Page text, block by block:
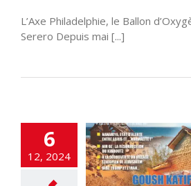
L’Axe Philadelphie, le Ballon
Serero Depuis mai [...]
6
12, 2024
terrorisme
Crimes contre
Engin
pilote
ETATS-
Israël Fatah-